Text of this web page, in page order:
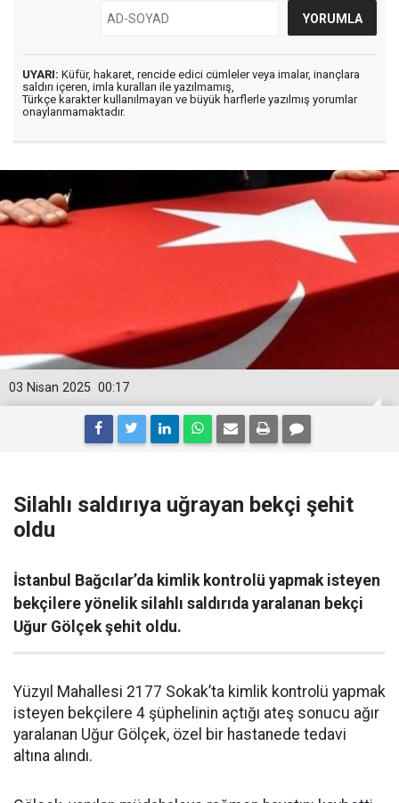
UYARI: Küfür, hakaret, rencide edici cümleler veya imalar, inançlara
saldırı içeren, imla kuralları ile yazılmamış,
Türkçe karakter kullanılmayan ve büyük harflerle yazılmış yorumlar
onaylanmamaktadır.
00:17
03 Nisan 2025
Silahlı saldırıya uğrayan bekçi şehit
oldu
İstanbul Bağcılar’da kimlik kontrolü yapmak isteyen
bekçilere yönelik silahlı saldırıda yaralanan bekçi
Uğur Gölçek şehit oldu.
Yüzyıl Mahallesi 2177 Sokak’ta kimlik kontrolü yapmak
isteyen bekçilere 4 şüphelinin açtığı ateş sonucu ağır
yaralanan Uğur Gölçek, özel bir hastanede tedavi
altına alındı.